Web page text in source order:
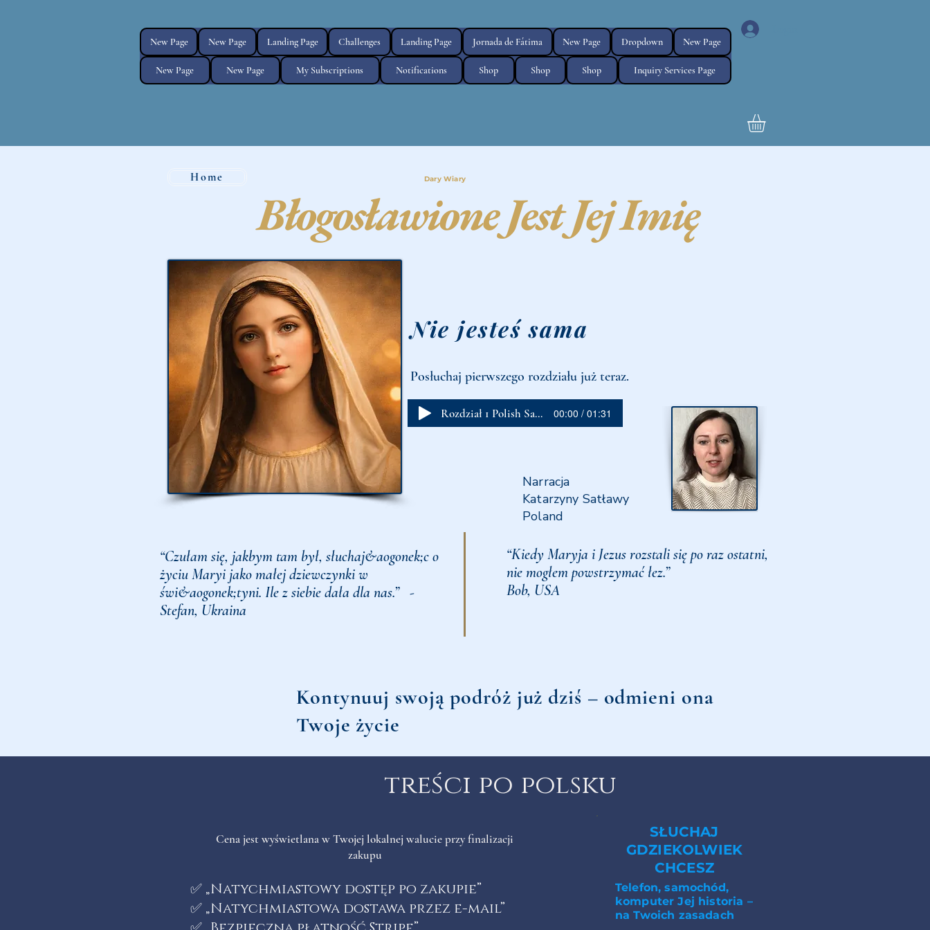
New Page New Page Landing Page Challenges Landing Page Jornada de Fátima New Page Dropdown New Page
New Page New Page My Subscriptions Notifications Shop Shop Shop Inquiry Services Page
Home Dary Wiary
BłogosławioneJest Jej Imię
Nie jesteś sama
Posłuchaj pierwszego rozdziału już teraz.
Rozdział 1 Polish Sample 00:00 / 01:31
Narracja
Katarzyny Satławy
Poland
“Czułam się, jakbym tam był, słuchaj&aogonek;c o
życiu Maryi jako małej dziewczynki w
świ&aogonek;tyni. Ile z siebie dała dla nas.” -
Stefan, Ukraina
“Kiedy Maryja i Jezus rozstali się po raz ostatni,
nie mogłem powstrzymać łez.”
Bob, USA
Kontynuuj swoją podróż już dziś – odmieni ona
Twoje życie
treści po polsku
Cena jest wyświetlana w Twojej lokalnej walucie przy finalizacji
zakupu
✅ „Natychmiastowy dostęp po zakupie”
✅ „Natychmiastowa dostawa przez e-mail”
SŁUCHAJ
GDZIEKOLWIEK
CHCESZ
Telefon, samochód,
komputer Jej historia –
na Twoich zasadach